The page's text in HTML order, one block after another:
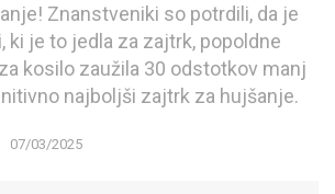
Znanstveniki so potrdili, da je
ki je to jedla za zajtrk, popoldne
kosilo zaužila 30 odstotkov manj
najboljši zajtrk za hujšanje.
07/03/2025